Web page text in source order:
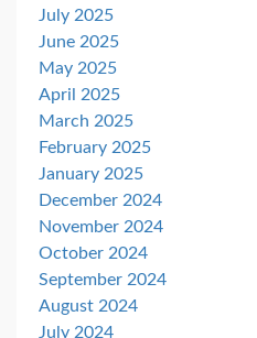
July 2025
June 2025
May 2025
April 2025
March 2025
February 2025
January 2025
December 2024
November 2024
October 2024
September 2024
August 2024
July 2024